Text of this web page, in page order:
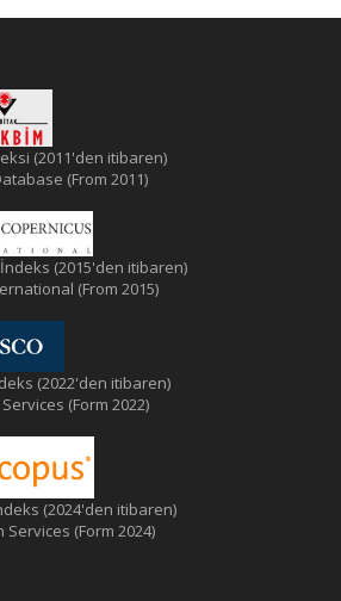
(2011'den itibaren)
(From 2011)
(2015'den itibaren)
(From 2015)
(2022'den itibaren)
(Form 2022)
(2024'den itibaren)
Services (Form 2024)